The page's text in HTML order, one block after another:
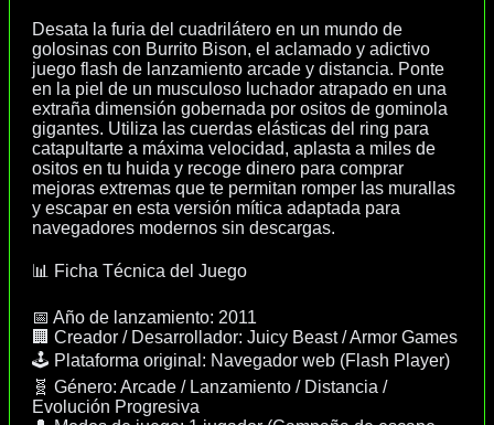
Desata la furia del cuadrilátero en un mundo de
golosinas con Burrito Bison, el aclamado y adictivo
juego flash de lanzamiento arcade y distancia. Ponte
en la piel de un musculoso luchador atrapado en una
extraña dimensión gobernada por ositos de gominola
gigantes. Utiliza las cuerdas elásticas del ring para
catapultarte a máxima velocidad, aplasta a miles de
ositos en tu huida y recoge dinero para comprar
mejoras extremas que te permitan romper las murallas
y escapar en esta versión mítica adaptada para
navegadores modernos sin descargas.
📊 Ficha Técnica del Juego
📅 Año de lanzamiento: 2011
🏢 Creador / Desarrollador: Juicy Beast / Armor Games
🕹️ Plataforma original: Navegador web (Flash Player)
🧬 Género: Arcade / Lanzamiento / Distancia /
Evolución Progresiva